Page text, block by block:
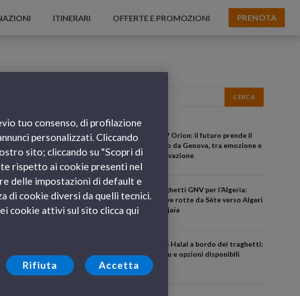
ITINERARI OFFERTE E PROMOZIONI PRENOTA
i traghetti
GNV Orion: il futuro prende il
largo da Genova, tra emozione e
innovazione
Traghetti GNV per l’Algeria:
nuove rotte da Sète verso Algeri
e Béjaïa
Cibo Halal a bordo dei traghetti:
menu e opzioni disponibili
tuo consenso, di profilazione
personalizzati. Cliccando
sito; cliccando su "Scopri di
rispetto ai cookie presenti nel
delle impostazioni di default e
di cookie diversi da quelli tecnici.
cookie attivi sul sito clicca qui
Rifiuta Accetta